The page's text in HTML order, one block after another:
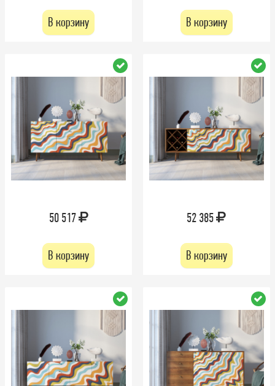
В корзину В корзину
50 517
В корзину
52 385
В корзину